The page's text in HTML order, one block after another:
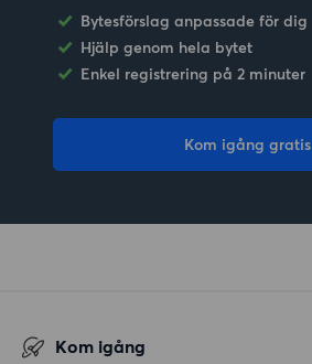
Bytesförslag anpassade för dig
Hjälp genom hela bytet
Enkel registrering på 2 minuter
Kom igång gratis
Kom igång